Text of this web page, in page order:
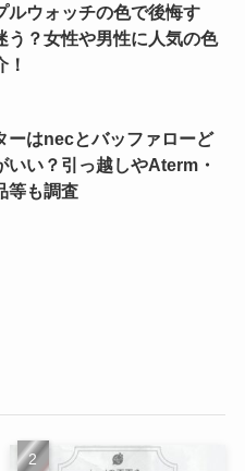
ルウォッチの色で後悔す
う？女性や男性に人気の色
！
ーはnecとバッファローど
いい？引っ越しやAterm・
等も調査